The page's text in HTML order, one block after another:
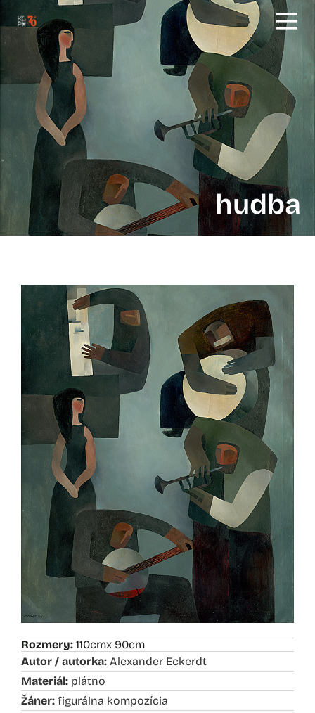
hudba
Rozmery: 110cmx 90cm
Autor / autorka: Alexander Eckerdt
Materiál: plátno
Žáner: figurálna kompozícia